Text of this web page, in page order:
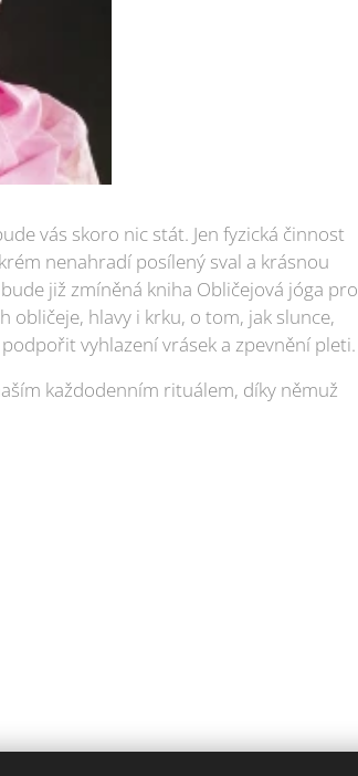
vás skoro nic stát. Jen fyzická činnost
nenahradí posílený sval a krásnou
již zmíněná kniha Obličejová jóga pro
obličeje, hlavy i krku, o tom, jak slunce,
vyhlazení vrásek a zpevnění pleti.
každodenním rituálem, díky němuž